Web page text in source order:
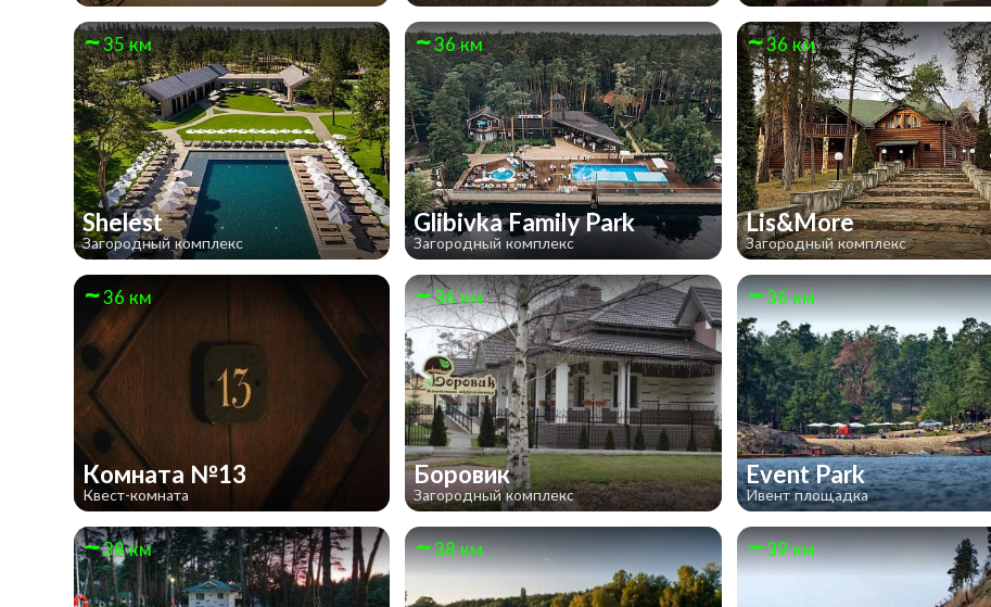
35 км
Shelest
Загородный комплекс
36 км
Glibivka Family Park
Загородный комплекс
36 км
Lis&More
Загородный комплекс
36 км
Комната №13
Квест-комната
36 км
Боровик
Загородный комплекс
36 км
Event Park
Ивент площадка
38 км 38 км 39 км